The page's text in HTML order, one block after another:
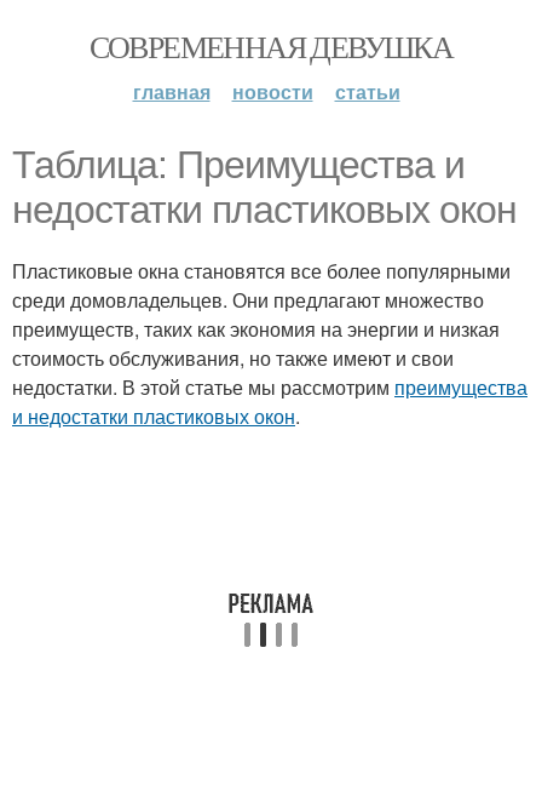
СОВРЕМЕННАЯ ДЕВУШКА
главная новости статьи
Таблица: Преимущества и
недостатки пластиковых окон
Пластиковые окна становятся все более популярными
среди домовладельцев. Они предлагают множество
преимуществ, таких как экономия на энергии и низкая
стоимость обслуживания, но также имеют и свои
недостатки. В этой статье мы рассмотрим преимущества
и недостатки пластиковых окон.